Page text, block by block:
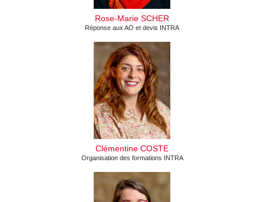
Rose-Marie SCHER
Réponse aux AO et devis INTRA
Clémentine COSTE
Organisation des formations INTRA